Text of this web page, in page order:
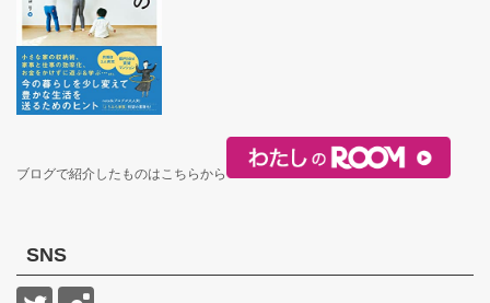
ブログで紹介したものはこちらから
SNS